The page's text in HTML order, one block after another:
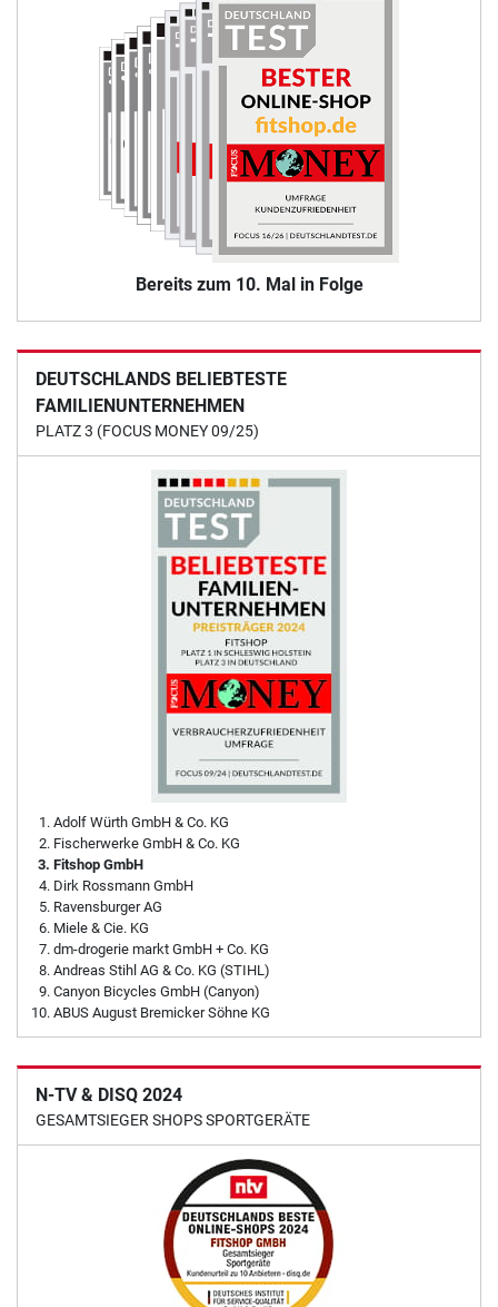
Bereits zum 10. Mal in Folge
DEUTSCHLANDS BELIEBTESTE
FAMILIENUNTERNEHMEN
PLATZ 3 (FOCUS MONEY 09/25)
Adolf Würth GmbH & Co. KG
Fischerwerke GmbH & Co. KG
Fitshop GmbH
Dirk Rossmann GmbH
Ravensburger AG
Miele & Cie. KG
dm-drogerie markt GmbH + Co. KG
Andreas Stihl AG & Co. KG (STIHL)
Canyon Bicycles GmbH (Canyon)
ABUS August Bremicker Söhne KG
N-TV & DISQ 2024
GESAMTSIEGER SHOPS SPORTGERÄTE